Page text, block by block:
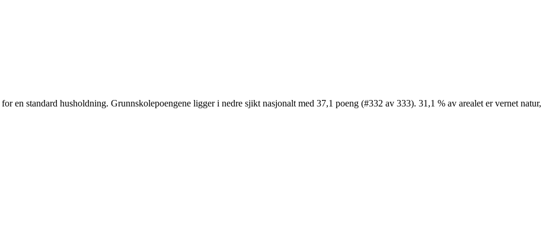
en standard husholdning. Grunnskolepoengene ligger i nedre sjikt nasjonalt med 37,1 poeng (#332 av 333). 31,1 % av arealet er vernet natur,